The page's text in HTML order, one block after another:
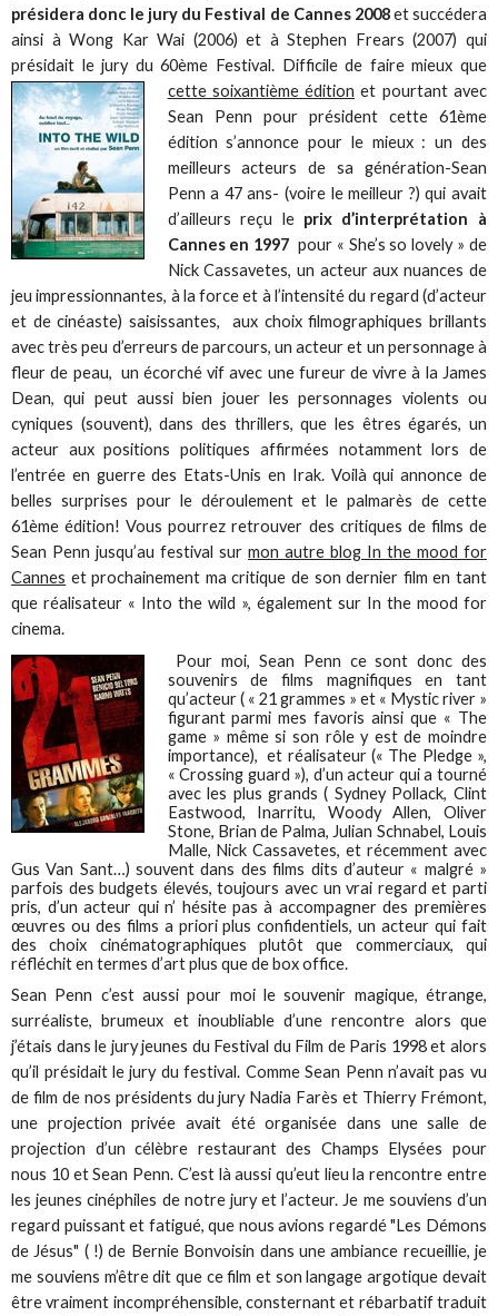
présidera donc le jury du Festival de Cannes 2008et succédera
ainsi à Wong Kar Wai (2006) et à Stephen Frears (2007) qui
présidait le jury du 60ème Festival. Difficile de faire mieux que
cette soixantième édition et pourtant avec
Sean Penn pour président cette 61ème
édition s’annonce pour le mieux : un des
meilleurs acteurs de sa génération-Sean
Penn a 47 ans- (voire le meilleur ?) qui avait
d’ailleurs reçu le prix d’interprétation à
Cannes en 1997 pour « She’s so lovely » de
Nick Cassavetes, un acteur aux nuances de
jeu impressionnantes, à la force et à l’intensité du regard (d’acteur
et de cinéaste) saisissantes, aux choix filmographiques brillants
avec très peu d’erreurs de parcours, un acteur et un personnage à
fleur de peau, un écorché vif avec une fureur de vivre à la James
Dean, qui peut aussi bien jouer les personnages violents ou
cyniques (souvent), dans des thrillers, que les êtres égarés, un
acteur aux positions politiques affirmées notamment lors de
l’entrée en guerre des Etats-Unis en Irak. Voilà qui annonce de
belles surprises pour le déroulement et le palmarès de cette
61ème édition! Vous pourrez retrouver des critiques de films de
Sean Penn jusqu’au festival surmon autre blog In the mood for
Cannes et prochainement ma critique de son dernier film en tant
que réalisateur « Into the wild », également sur In the mood for
cinema.
Pour moi, Sean Penn ce sont donc des
souvenirs de films magnifiques en tant
qu’acteur ( « 21 grammes » et « Mystic river »
figurant parmi mes favoris ainsi que « The
game » même si son rôle y est de moindre
importance), et réalisateur (« The Pledge »,
« Crossing guard »), d’un acteur qui a tourné
avec les plus grands ( Sydney Pollack, Clint
Eastwood, Inarritu, Woody Allen, Oliver
Stone, Brian de Palma, Julian Schnabel, Louis
Malle, Nick Cassavetes, et récemment avec
Gus Van Sant…) souvent dans des films dits d’auteur « malgré »
parfois des budgets élevés, toujours avec un vrai regard et parti
pris, d’un acteur qui n’ hésite pas à accompagner des premières
œuvres ou des films a priori plus confidentiels, un acteur qui fait
des choix cinématographiques plutôt que commerciaux, qui
réfléchit en termes d’art plus que de box office.
Sean Penn c’est aussi pour moi le souvenir magique, étrange,
surréaliste, brumeux et inoubliable d’une rencontre alors que
j’étais dans le jury jeunes du Festival du Film de Paris 1998 et alors
qu’il présidait le jury du festival. Comme Sean Penn n’avait pas vu
de film de nos présidents du jury Nadia Farès et Thierry Frémont,
une projection privée avait été organisée dans une salle de
projection d’un célèbre restaurant des Champs Elysées pour
nous 10 et Sean Penn. C’est là aussi qu’eut lieu la rencontre entre
les jeunes cinéphiles de notre jury et l’acteur. Je me souviens d’un
regard puissant et fatigué, que nous avions regardé "Les Démons
de Jésus" ( !) de Bernie Bonvoisin dans une ambiance recueillie, je
me souviens m’être dit que ce film et son langage argotique devait
être vraiment incompréhensible, consternant et rébarbatif traduit